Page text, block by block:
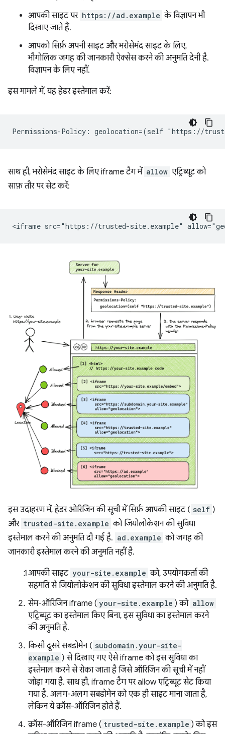
आपकी साइट पर https://ad.example के विज्ञापन भी
दिखाए जाते हैं.
आपको सिर्फ़ अपनी साइट और भरोसेमंद साइट के लिए,
भौगोलिक जगह की जानकारी ऐक्सेस करने की अनुमति देनी है.
विज्ञापन के लिए नहीं.
इस मामले में, यह हेडर इस्तेमाल करें:
साथ ही, भरोसेमंद साइट के लिए iframe टैग में allow एट्रिब्यूट को
साफ़ तौर पर सेट करें:
इस उदाहरण में, हेडर ओरिजिन की सूची में सिर्फ़ आपकी साइट ( self )
और trusted-site.example को जियोलोकेशन की सुविधा
इस्तेमाल करने की अनुमति दी गई है. ad.example को जगह की
जानकारी इस्तेमाल करने की अनुमति नहीं है.
आपकी साइट your-site.example को, उपयोगकर्ता की
सहमति से जियोलोकेशन की सुविधा इस्तेमाल करने की अनुमति है.
सेम-ऑरिजिन iframe ( your-site.example ) को allow
एट्रिब्यूट का इस्तेमाल किए बिना, इस सुविधा का इस्तेमाल करने
की अनुमति है.
किसी दूसरे सबडोमेन ( subdomain.your-site-
example ) से दिखाए गए ऐसे iframe को इस सुविधा का
इस्तेमाल करने से रोका जाता है जिसे ऑरिजिन की सूची में नहीं
जोड़ा गया है. साथ ही, iframe टैग पर allow एट्रिब्यूट सेट किया
गया है. अलग-अलग सबडोमेन को एक ही साइट माना जाता है,
लेकिन ये क्रॉस-ऑरिजिन होते हैं.
क्रॉस-ऑरिजिन iframe ( trusted-site.example ) को इस